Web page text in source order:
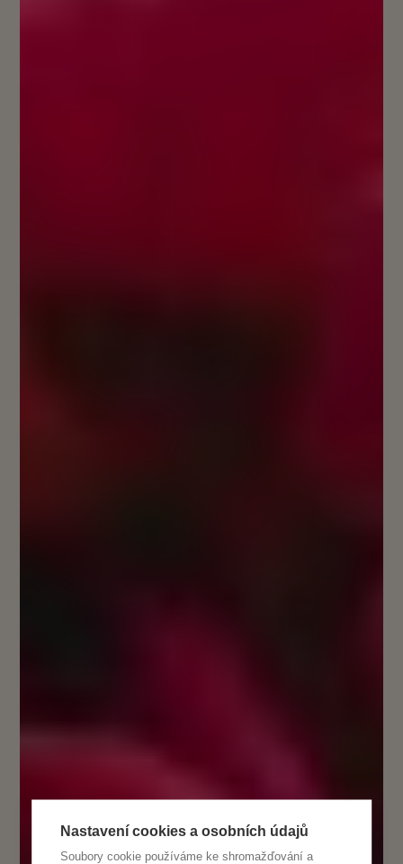
Nastavení cookies a osobních údajů
Soubory cookie používáme ke shromažďování a